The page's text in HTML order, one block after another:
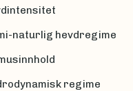
naturlig hevdregime
regime